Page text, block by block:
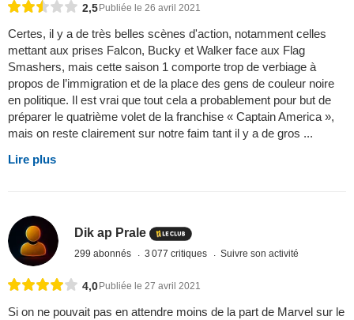
2,5Publiée le 26 avril 2021
Certes, il y a de très belles scènes d'action, notamment celles
mettant aux prises Falcon, Bucky et Walker face aux Flag
Smashers, mais cette saison 1 comporte trop de verbiage à
propos de l’immigration et de la place des gens de couleur noire
en politique. Il est vrai que tout cela a probablement pour but de
préparer le quatrième volet de la franchise « Captain America »,
mais on reste clairement sur notre faim tant il y a de gros ...
Lire plus
Dik ap Prale
299 abonnés 3 077 critiques Suivre son activité
4,0 Publiée le 27 avril 2021
Si on ne pouvait pas en attendre moins de la part de Marvel sur le